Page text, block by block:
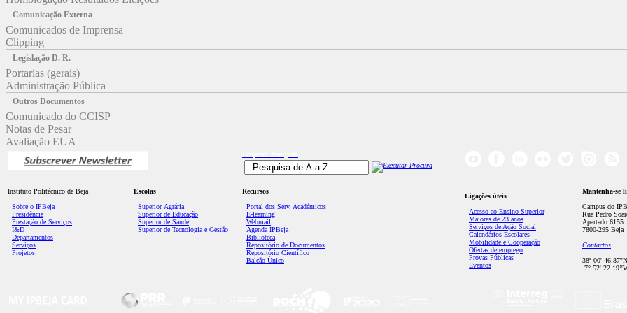
Comunicação Externa
Comunicados de Imprensa
Clipping
Legislação D. R.
Portarias (gerais)
Administração Pública
Outros Documentos
Comunicado do CCISP
Notas de Pesar
Avaliação EUA
Instituto Politécnico de Beja
Sobre o IPBeja
Presidência
Prestação de Serviços
I&D
Departamentos
Serviços
Projetos
Escolas
Superior Agrária
Superior de Educação
Superior de Saúde
Superior de Tecnologia e Gestão
Recursos
Portal dos Serv. Académicos
E-learning
Webmail
Agenda IPBeja
Biblioteca
Repositório de Documentos
Repositório Científico
Balcão Único
Ligações úteis
Acesso ao Ensino Superior
Maiores de 23 anos
Serviços de Ação Social
Calendários Escolares
Mobilidade e Cooperação
Ofertas de emprego
Provas Públicas
Eventos
Mantenha-se
Campus do
Rua Pedro
Apartado 6155
7800-295 Beja
Contactos
38º 00' 46.87''N
7° 52'